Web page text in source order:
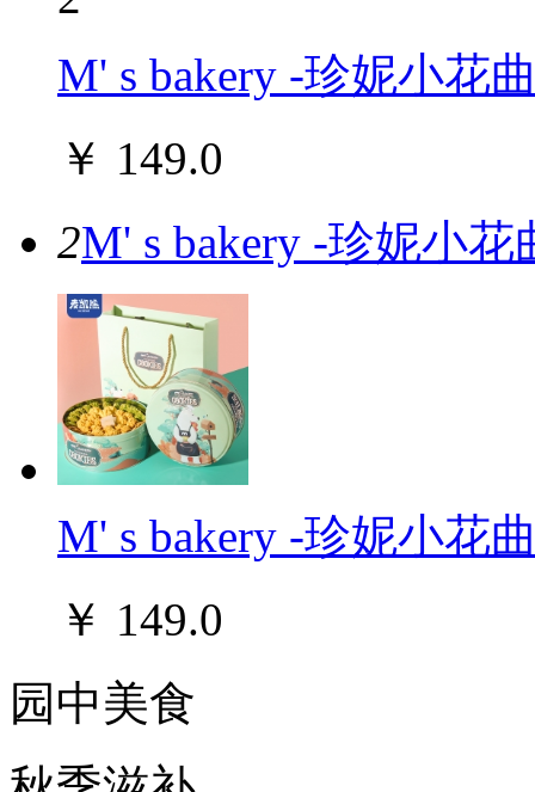
M' s bakery -珍妮小花
￥ 149.0
2M' s bakery -珍妮小
M' s bakery -珍妮小花
￥ 149.0
园中美食